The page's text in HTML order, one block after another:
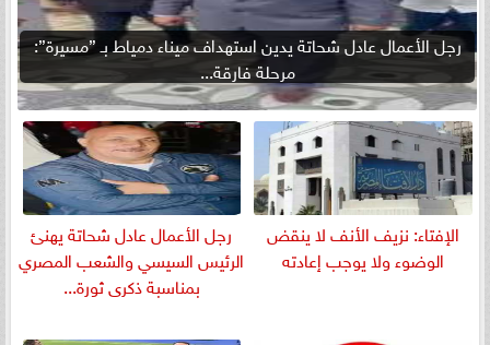
رجل الأعمال عادل شحاتة يدين استهداف ميناء دمياط بـ ”مسيرة”:
مرحلة فارقة...
الإفتاء: نزيف الأنف لا ينقض
الوضوء ولا يوجب إعادته
رجل الأعمال عادل شحاتة يهنئ
الرئيس السيسي والشعب المصري
بمناسبة ذكرى ثورة...